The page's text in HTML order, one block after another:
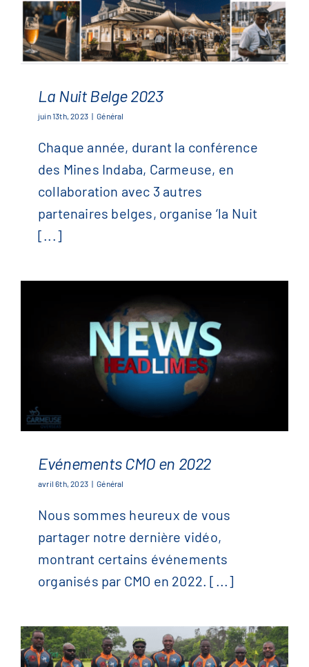
La Nuit Belge 2023
La Nuit Belge 2023
juin 13th, 2023 | Général
Chaque année, durant la conférence
des Mines Indaba, Carmeuse, en
collaboration avec 3 autres
partenaires belges, organise ‘la Nuit
[...]
Evénements CMO en 2022
Evénements CMO en 2022
avril 6th, 2023 | Général
Nous sommes heureux de vous
partager notre dernière vidéo,
montrant certains événements
organisés par CMO en 2022. [...]